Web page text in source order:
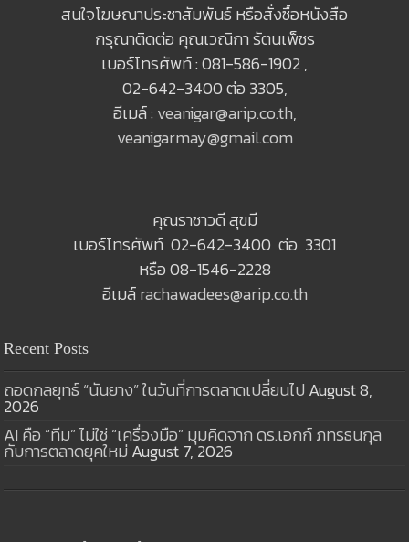
สนใจโฆษณาประชาสัมพันธ์ หรือสั่งซื้อหนังสือ
กรุณาติดต่อ คุณเวณิกา รัตนเพ็ชร
เบอร์โทรศัพท์ : 081-586-1902 ,
02-642-3400 ต่อ 3305,
อีเมล์ : veanigar@arip.co.th,
veanigarmay@gmail.com
คุณราชาวดี สุขมี
เบอร์โทรศัพท์ 02-642-3400 ต่อ 3301
หรือ 08-1546-2228
อีเมล์rachawadees@arip.co.th
Recent Posts
ถอดกลยุทธ์ “นันยาง” ในวันที่การตลาดเปลี่ยนไป August 8,
2026
AI คือ “ทีม” ไม่ใช่ “เครื่องมือ” มุมคิดจาก ดร.เอกก์ ภทรธนกุล
กับการตลาดยุคใหม่ August 7, 2026